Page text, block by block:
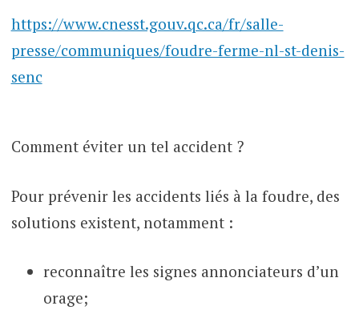
https://www.cnesst.gouv.qc.ca/fr/salle-
presse/communiques/foudre-ferme-nl-st-denis-
senc
Comment éviter un tel accident ?
Pour prévenir les accidents liés à la foudre, des
solutions existent, notamment :
reconnaître les signes annonciateurs d’un
orage;